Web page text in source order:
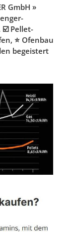
GmbH »
☑️ Pellet-
⭐ Ofenbau
begeistert